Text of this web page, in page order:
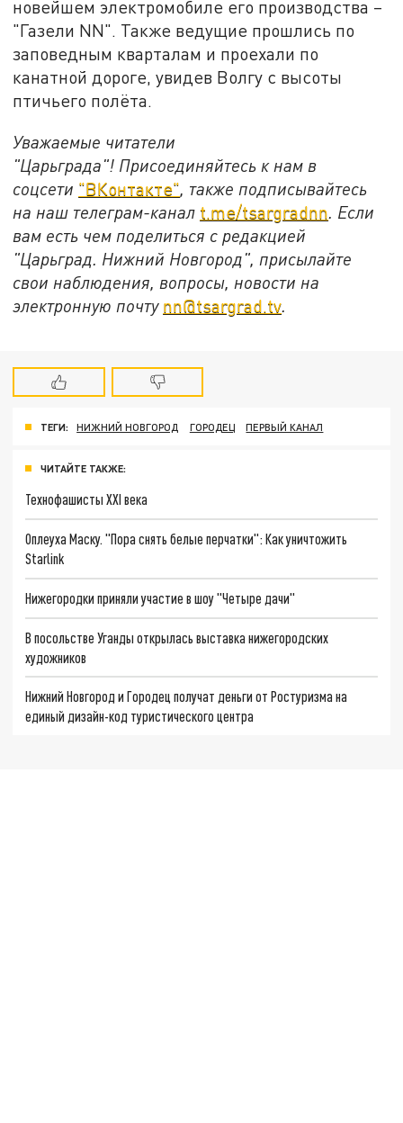
новейшем электромобиле его производства –
"Газели NN". Также ведущие прошлись по
заповедным кварталам и проехали по
канатной дороге, увидев Волгу с высоты
птичьего полёта.
Уважаемые читатели
"Царьграда"! Присоединяйтесь к нам в
соцсети "ВКонтакте", также подписывайтесь
на наш телеграм-канал t.me/tsargradnn. Если
вам есть чем поделиться с редакцией
"Царьград. Нижний Новгород", присылайте
свои наблюдения, вопросы, новости на
электронную почту nn@tsargrad.tv.
ТЕГИ: НИЖНИЙ НОВГОРОД ГОРОДЕЦ ПЕРВЫЙ КАНАЛ
ЧИТАЙТЕ ТАКЖЕ:
Технофашисты XXI века
Оплеуха Маску. "Пора снять белые перчатки": Как уничтожить
Starlink
Нижегородки приняли участие в шоу "Четыре дачи"
В посольстве Уганды открылась выставка нижегородских
художников
Нижний Новгород и Городец получат деньги от Ростуризма на
единый дизайн-код туристического центра